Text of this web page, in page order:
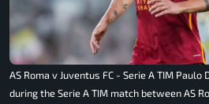
AS Roma v Juventus FC - Serie A TIM
during the Serie A TIM match between AS